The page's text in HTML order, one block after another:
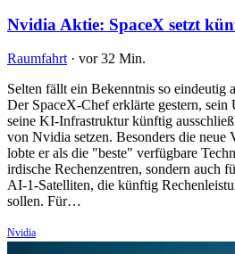
Nvidia Aktie: SpaceX setzt
Raumfahrt · vor 32 Min.
Selten fällt ein Bekenntnis so eindeutig
Der SpaceX-Chef erklärte gestern, sein
seine KI-Infrastruktur künftig
von Nvidia setzen. Besonders die
lobte er als die "beste" verfügbare
irdische Rechenzentren, sondern auch
AI-1-Satelliten, die künftig
sollen. Für…
Nvidia